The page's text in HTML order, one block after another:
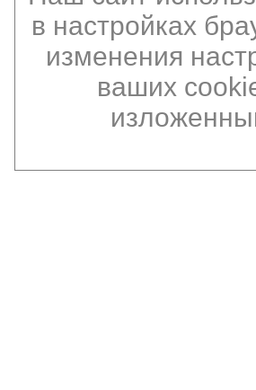
в настройках
изменения
ваших